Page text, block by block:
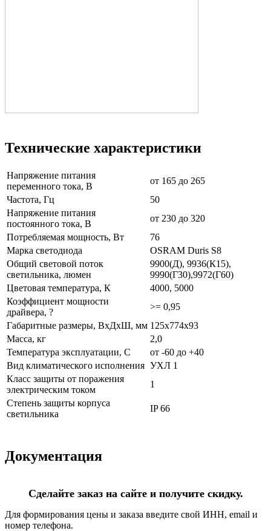
Технические характеристики
Напряжение питания
переменного тока, В
от 165 до 265
Частота, Гц
50
Напряжение питания
постоянного тока, В
от 230 до 320
Потребляемая мощность, Вт
76
Марка светодиода
OSRAM Duris S8
Общий световой поток
светильника, люмен
9900(Д), 9936(К15),
9990(Г30),9972(Г60)
Цветовая температура, К
4000, 5000
Коэффициент мощности
драйвера, ?
>= 0,95
Габаритные размеры, ВхДхШ, мм 125х774х93
Масса, кг
2,0
Температура эксплуатации, С
от -60 до +40
Вид климатического исполнения УХЛ 1
Класс защиты от поражения
электрическим током
1
Степень защиты корпуса
светильника
IP 66
Документация
Сделайте заказ на сайте и получите скидку.
Для формирования цены и заказа введите свой ИНН, email и
номер телефона.